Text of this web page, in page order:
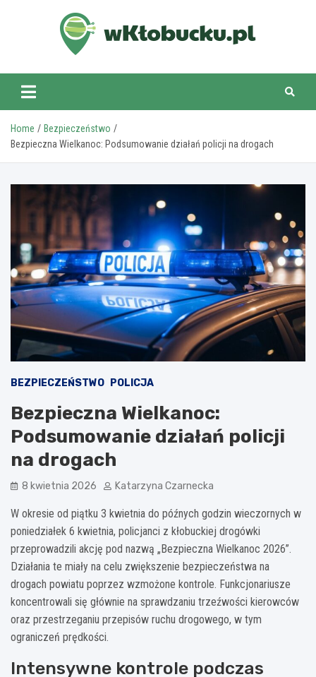
wKlobucku.pl
Home
Bezpieczeństwo
Bezpieczna Wielkanoc: Podsumowanie działań policji na drogach
BEZPIECZEŃSTWO POLICJA
Bezpieczna Wielkanoc:
Podsumowanie działań policji
na drogach
8 kwietnia 2026 Katarzyna Czarnecka
W okresie od piątku 3 kwietnia do późnych godzin wieczornych w
poniedziałek 6 kwietnia, policjanci z kłobuckiej drogówki
przeprowadzili akcję pod nazwą „Bezpieczna Wielkanoc 2026”.
Działania te miały na celu zwiększenie bezpieczeństwa na
drogach powiatu poprzez wzmożone kontrole. Funkcjonariusze
koncentrowali się głównie na sprawdzaniu trzeźwości kierowców
oraz przestrzeganiu przepisów ruchu drogowego, w tym
ograniczeń prędkości.
Intensywne kontrole podczas